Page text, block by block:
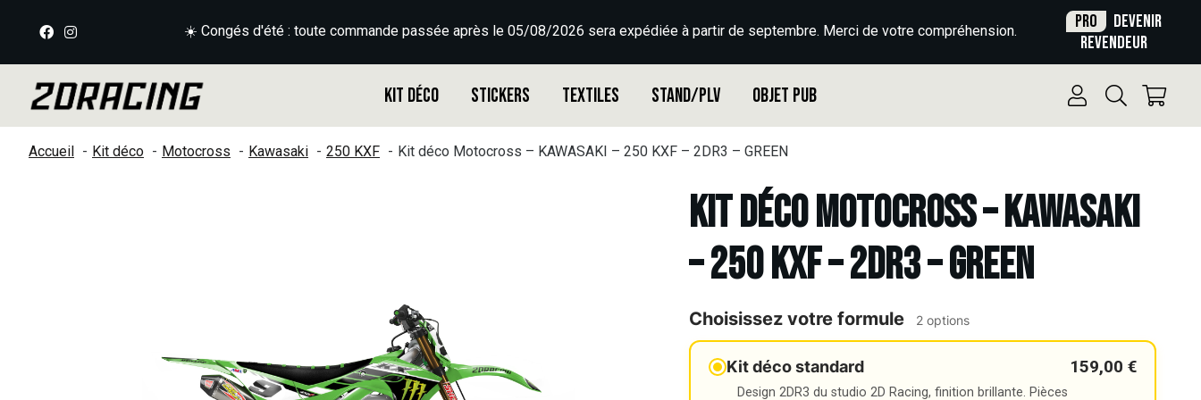
☀️ Congés d'été : toute commande passée après le 05/08/2026 sera expédiée à partir de septembre. Merci de votre compréhension. Pro
Devenir
revendeur
Kit déco Stickers Textiles Stand/PLV Objet Pub
Accueil Kit déco Motocross Kawasaki 250 KXF Kit déco Motocross – KAWASAKI – 250 KXF – 2DR3 – GREEN
Kit déco Motocross – KAWASAKI
– 250 KXF – 2DR3 – GREEN
Choisissez votre formule 2 options
Kit déco standard 159,00 €
Design 2DR3 du studio 2D Racing, finition brillante. Pièces